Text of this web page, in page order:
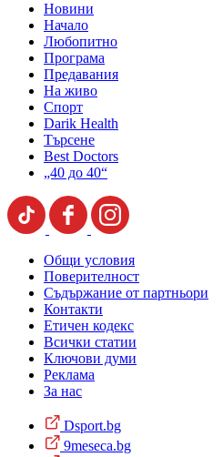
Новини
Начало
Любопитно
Програма
Предавания
На живо
Спорт
Darik Health
Търсене
Best Doctors
„40 до 40“
Общи условия
Поверителност
Съдържание от партньори
Контакти
Етичен кодекс
Всички статии
Ключови думи
Реклама
За нас
Dsport.bg
9meseca.bg